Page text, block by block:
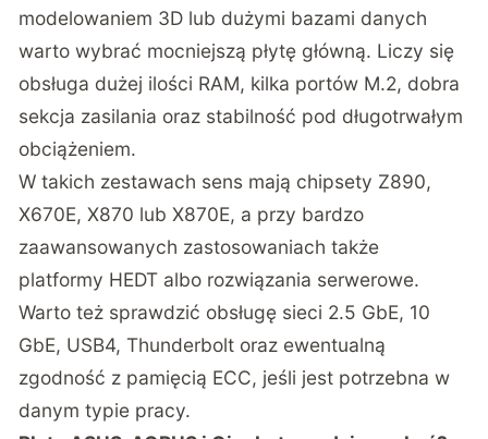
modelowaniem 3D lub dużymi bazami danych
warto wybrać mocniejszą płytę główną. Liczy się
obsługa dużej ilości RAM, kilka portów M.2, dobra
sekcja zasilania oraz stabilność pod długotrwałym
obciążeniem.
W takich zestawach sens mają chipsety Z890,
X670E, X870 lub X870E, a przy bardzo
zaawansowanych zastosowaniach także
platformy HEDT albo rozwiązania serwerowe.
Warto też sprawdzić obsługę sieci 2.5 GbE, 10
GbE, USB4, Thunderbolt oraz ewentualną
zgodność z pamięcią ECC, jeśli jest potrzebna w
danym typie pracy.